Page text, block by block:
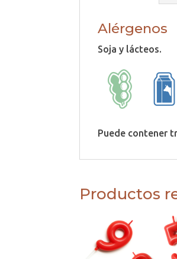
Alérgenos
Soja y lácteos.
Puede contener
Productos